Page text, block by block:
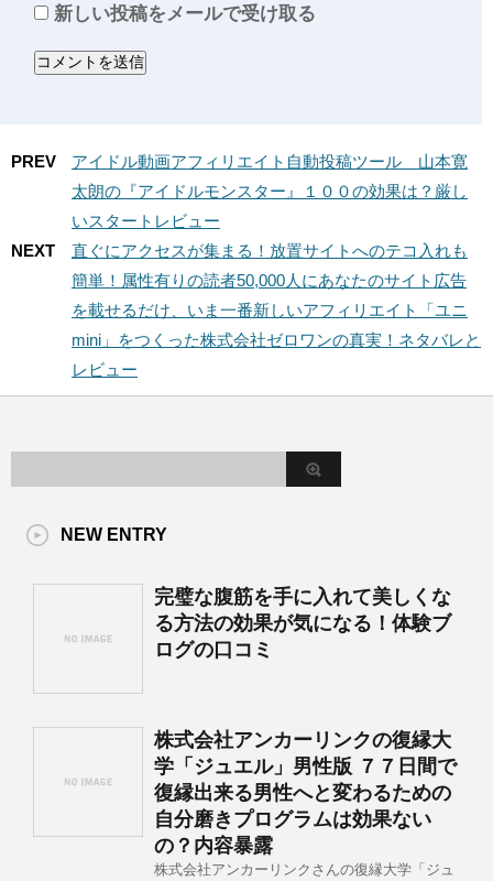
新しい投稿をメールで受け取る
PREV
アイドル動画アフィリエイト自動投稿ツール 山本寛
太朗の『アイドルモンスター』１００の効果は？厳し
いスタートレビュー
NEXT
直ぐにアクセスが集まる！放置サイトへのテコ入れも
簡単！属性有りの読者50,000人にあなたのサイト広告
を載せるだけ、いま一番新しいアフィリエイト「ユニ
mini」をつくった株式会社ゼロワンの真実！ネタバレと
レビュー
NEW ENTRY
完璧な腹筋を手に入れて美しくな
る方法の効果が気になる！体験ブ
ログの口コミ
株式会社アンカーリンクの復縁大
学「ジュエル」男性版 ７７日間で
復縁出来る男性へと変わるための
自分磨きプログラムは効果ない
の？内容暴露
株式会社アンカーリンクさんの復縁大学「ジュ